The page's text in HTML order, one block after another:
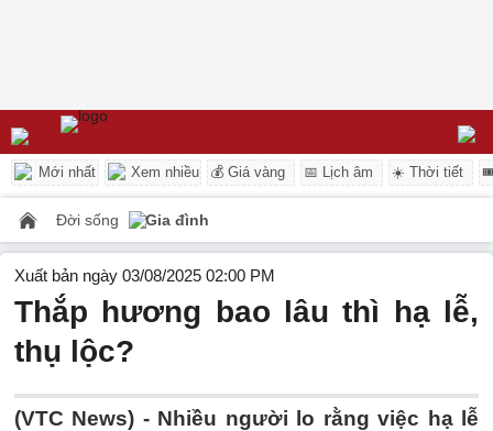
Mới nhất Xem nhiều 💰 Giá vàng 📅 Lịch âm ☀️ Thời tiết
Đời sống Gia đình
Xuất bản ngày 03/08/2025 02:00 PM
Thắp hương bao lâu thì hạ lễ,
thụ lộc?
(VTC News) - Nhiều người lo rằng việc hạ lễ